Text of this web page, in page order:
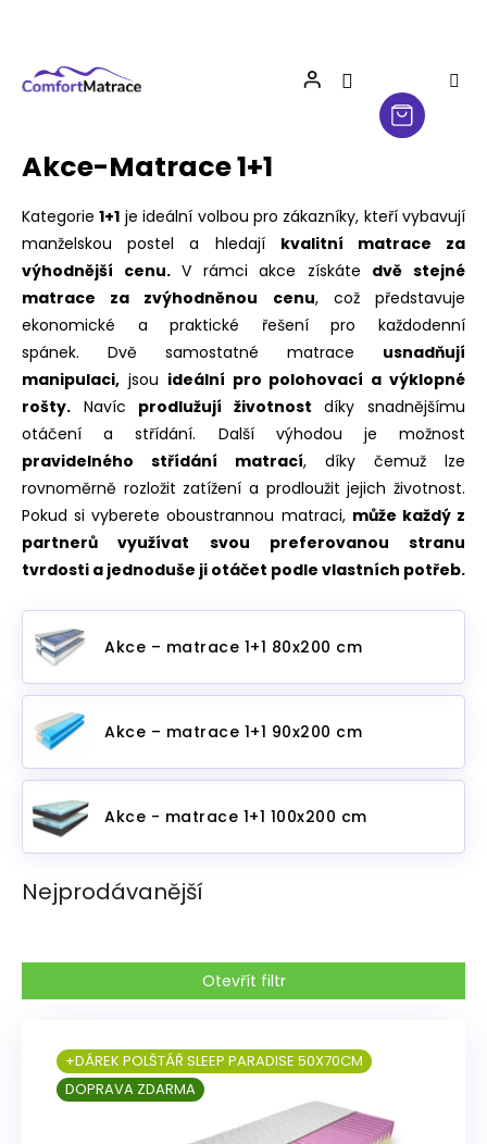
Akce-Matrace 1+1
Kategorie1+1 je ideální volbou pro zákazníky, kteří vybavují
manželskou postel a hledají kvalitní matrace za
výhodnější cenu.V rámci akce získáte dvě stejné
matrace za zvýhodněnou cenu, což představuje
ekonomické a praktické řešení pro každodenní
spánek. Dvě samostatné matrace usnadňují
manipulaci, jsou ideální pro polohovací a výklopné
rošty. Navíc prodlužují životnost díky snadnějšímu
otáčení a střídání. Další výhodou je možnost
pravidelného střídání matrací, díky čemuž lze
rovnoměrně rozložit zatížení a prodloužit jejich životnost.
Pokud si vyberete oboustrannou matraci, může každý z
partnerů využívat svou preferovanou stranu
tvrdosti a jednoduše ji otáčet podle vlastních potřeb.
Akce – matrace 1+1 80x200 cm
Akce – matrace 1+1 90x200 cm
Akce - matrace 1+1 100x200 cm
Nejprodávanější
Otevřít filtr
+DÁREK POLŠTÁŘ SLEEP PARADISE 50X70CM
DOPRAVA ZDARMA